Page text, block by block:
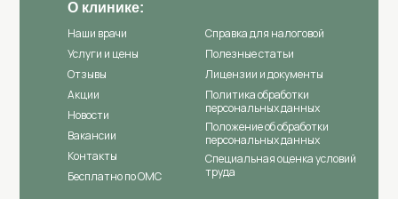
О клинике:
Наши врачи
Услуги и цены
Отзывы
Акции
Новости
Вакансии
Контакты
Бесплатно по ОМС
Справка для налоговой
Лицензии и документы
Политика обработки
персональных данных
Положение об обработки
персональных данных
Специальная оценка условий
труда
Полезные статьи